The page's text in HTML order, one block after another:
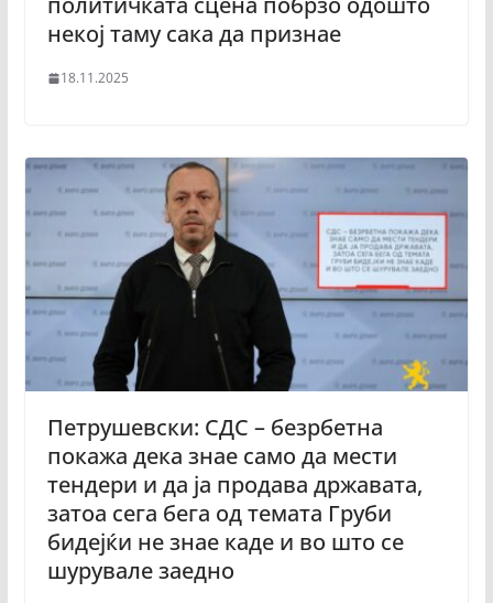
некој таму сака да признае
18.11.2025
Петрушевски: СДС – безрбетна
покажа дека знае само да мести
тендери и да ја продава државата,
затоа сега бега од темата Груби
бидејќи не знае каде и во што се
шурувале заедно